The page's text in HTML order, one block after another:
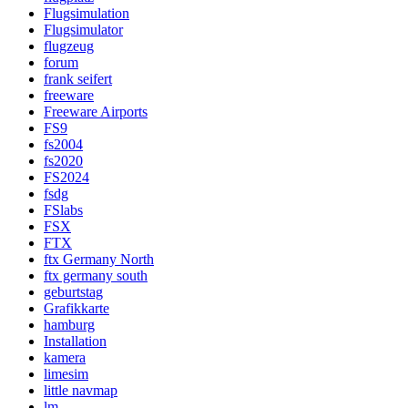
Flugsimulation
Flugsimulator
flugzeug
forum
frank seifert
freeware
Freeware Airports
FS9
fs2004
fs2020
FS2024
fsdg
FSlabs
FSX
FTX
ftx Germany North
ftx germany south
geburtstag
Grafikkarte
hamburg
Installation
kamera
limesim
little navmap